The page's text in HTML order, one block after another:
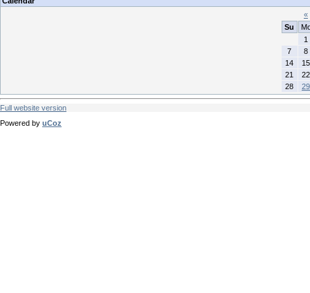
«
Su
1
7
8
14
15
21
22
28
29
Full website version
Powered by uCoz